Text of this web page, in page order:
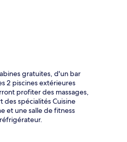
gratuites, d'un bar
2 piscines extérieures
profiter des massages,
des spécialités Cuisine
et une salle de fitness